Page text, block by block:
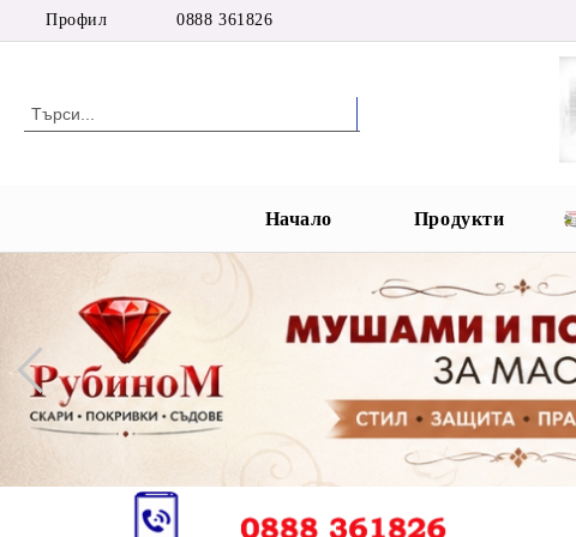
Профил 0888 361826
Начало Продукти